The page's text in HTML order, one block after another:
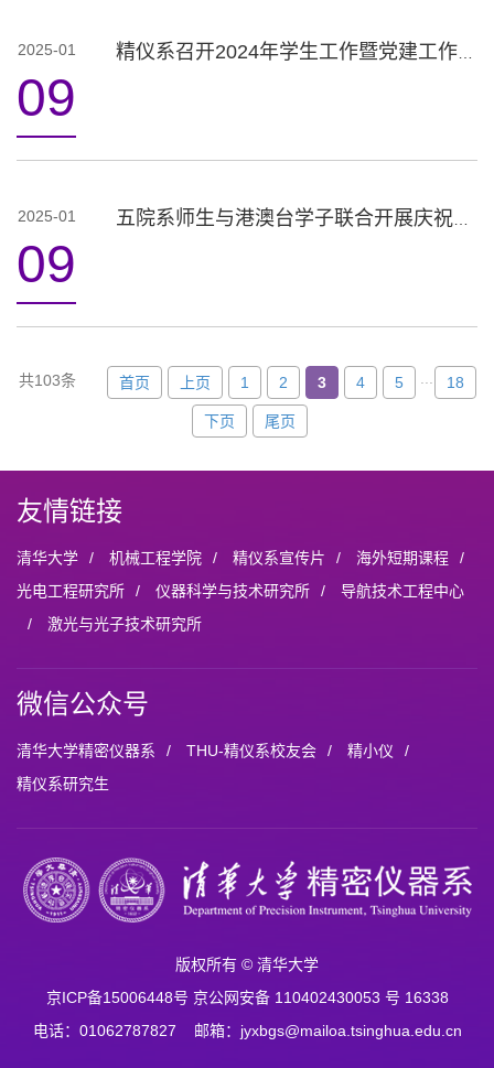
2025-01
09
2025-01
09
共103条 首页 上页 1 2 3 4 5 ... 18
下页 尾页
友情链接
清华大学 / 机械工程学院 / 精仪系宣传片 / 海外短期课程
/
光电工程研究所
/ 仪器科学与技术研究所 /
导航技术工程中心
/
激光与光子技术研究所
微信公众号
清华大学精密仪器系 / THU-精仪系校友会 / 精小仪
/
精仪系研究生
版权所有 © 清华大学
京ICP备15006448号 京公网安备 110402430053 号 16338
电话：01062787827 邮箱：jyxbgs@mailoa.tsinghua.edu.cn